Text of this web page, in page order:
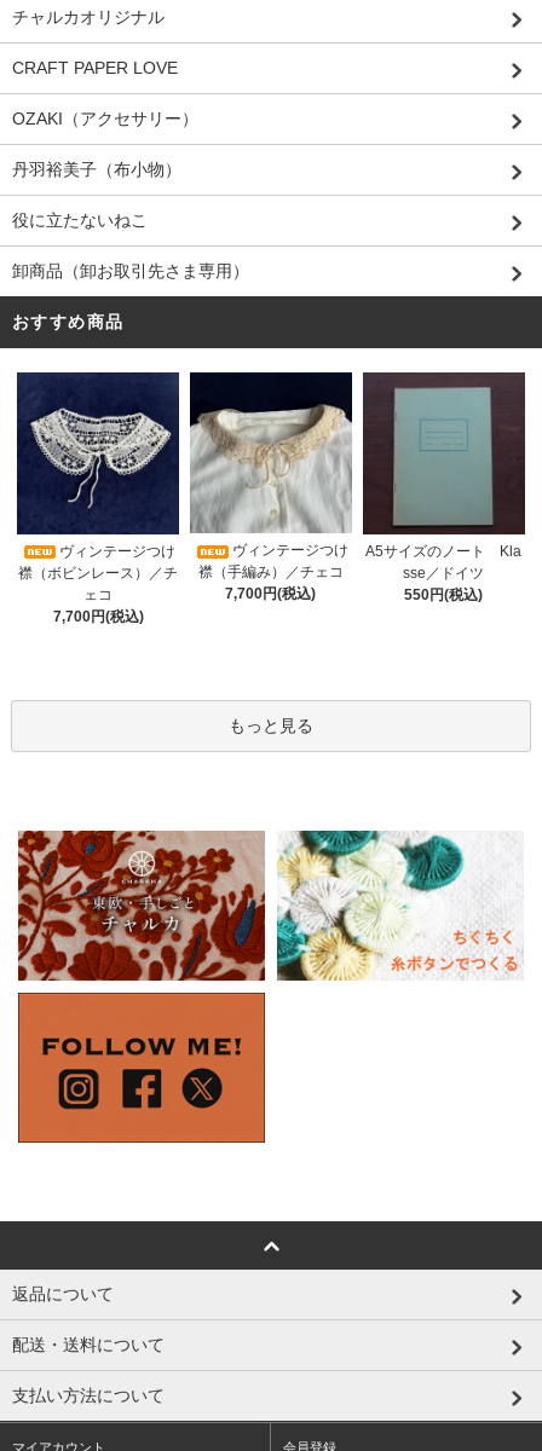
チャルカオリジナル
CRAFT PAPER LOVE
OZAKI（アクセサリー）
丹羽裕美子（布小物）
役に立たないねこ
卸商品（卸お取引先さま専用）
おすすめ商品
ヴィンテージつけ
襟（ボビンレース）／チ
ェコ
7,700円(税込)
ヴィンテージつけ
襟（手編み）／チェコ
7,700円(税込)
A5サイズのノート Kla
sse／ドイツ
550円(税込)
もっと見る
返品について
配送・送料について
支払い方法について
マイアカウント 会員登録